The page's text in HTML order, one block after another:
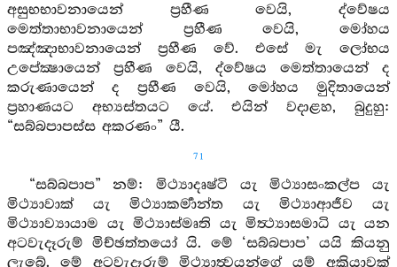
අසුභභාවනායෙන් ප්‍රහීණ වෙයි, ද්වේෂය
මෙත්තාභාවනායෙන් ප්‍රහීණ වෙයි, මෝහය
පඤ්ඤාභාවනායෙන් ප්‍රහීණ වේ. එසේ මැ ලෝභය
උපේක්‍ෂායෙන් ප්‍රහීණ වෙයි, ද්වේෂය මෙත්තායෙන් ද
කරුණායෙන් ද ප්‍රහීණ වෙයි, මෝහය මුදිතායෙන්
ප්‍රහාණයට අභ්‍යස්තයට යේ. එයින් වදාළහ, බුදුහු:
“සබ්බපාපස්ස අකරණං” යී.
71
“සබ්බපාප” නම්: මිථ්‍යාදෘෂ්ටි යැ මිථ්‍යාසංකල්ප යැ
මිථ්‍යාවාක් යැ මිථ්‍යාකර්‍මාන්ත යැ මිථ්‍යාආජීව යැ
මිථ්‍යාව්‍යායාම යැ මිථ්‍යාස්මෘති යැ මිත්‍ථ්‍යාසමාධි යැ යන
අටවැදෑරුම් මිච්ඡත්තයෝ යි. මේ ‘සබ්බපාප’ යයි කියනු
ලැබේ. මේ අටවැදෑරුම් මිථ්‍යාත්‍වයන්ගේ යම් අක්‍රියාවක්